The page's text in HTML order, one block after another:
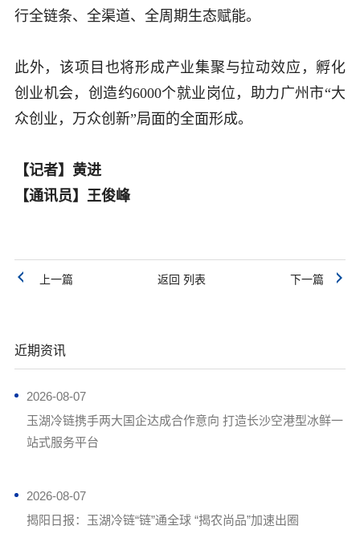
行全链条、全渠道、全周期生态赋能。
此外，该项目也将形成产业集聚与拉动效应，孵化
创业机会，创造约6000个就业岗位，助力广州市“大
众创业，万众创新”局面的全面形成。
【记者】黄进
【通讯员】王俊峰
上一篇 返回 列表 下一篇
近期资讯
2026-08-07
玉湖冷链携手两大国企达成合作意向 打造长沙空港型冰鲜一
站式服务平台
2026-08-07
揭阳日报：玉湖冷链“链”通全球 “揭农尚品”加速出圈